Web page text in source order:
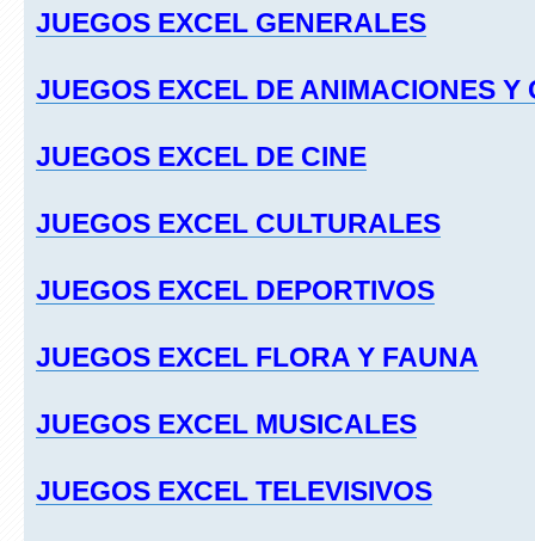
JUEGOS EXCEL GENERALES
JUEGOS EXCEL DE ANIMACIONES Y
JUEGOS EXCEL DE CINE
JUEGOS EXCEL CULTURALES
JUEGOS EXCEL DEPORTIVOS
JUEGOS EXCEL FLORA Y FAUNA
JUEGOS EXCEL MUSICALES
JUEGOS EXCEL TELEVISIVOS